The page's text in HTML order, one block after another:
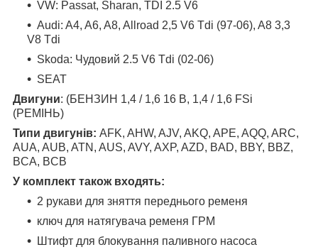
VW: Passat, Sharan, TDI 2.5 V6
Audi: A4, A6, A8, Allroad 2,5 V6 Tdi (97-06), A8 3,3
V8 Tdi
Skoda: Чудовий 2.5 V6 Tdi (02-06)
SEAT
Двигуни: (БЕНЗИН 1,4 / 1,6 16 В, 1,4 / 1,6 FSi
(РЕМІНЬ)
Типи двигунів: AFK, AHW, AJV, AKQ, APE, AQQ, ARC,
AUA, AUB, ATN, AUS, AVY, AXP, AZD, BAD, BBY, BBZ,
BCA, BCB
У комплект також входять:
2 рукави для зняття переднього ременя
ключ для натягувача ременя ГРМ
Штифт для блокування паливного насоса